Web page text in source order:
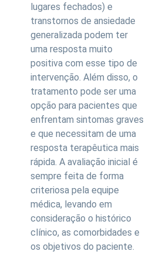
lugares fechados) e
transtornos de ansiedade
generalizada podem ter
uma resposta muito
positiva com esse tipo de
intervenção. Além disso, o
tratamento pode ser uma
opção para pacientes que
enfrentam sintomas graves
e que necessitam de uma
resposta terapêutica mais
rápida. A avaliação inicial é
sempre feita de forma
criteriosa pela equipe
médica, levando em
consideração o histórico
clínico, as comorbidades e
os objetivos do paciente.